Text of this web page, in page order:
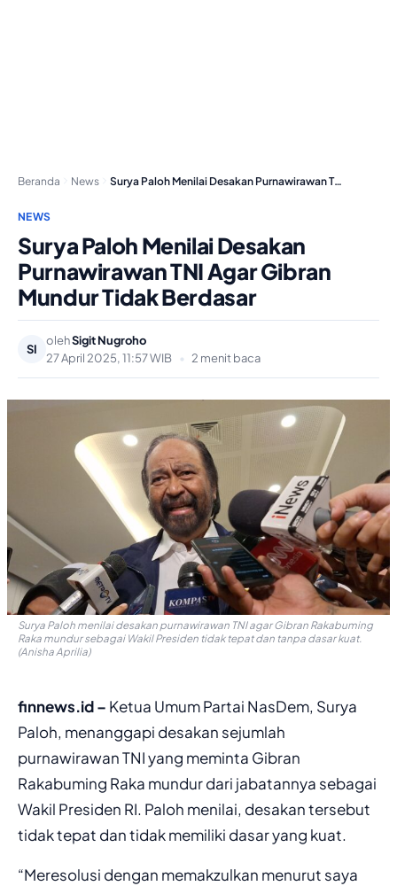
Beranda News Surya Paloh Menilai Desakan Purnawirawan TNI Agar Gibran…
NEWS
Surya Paloh Menilai Desakan
Purnawirawan TNI Agar Gibran
Mundur Tidak Berdasar
SI
olehSigit Nugroho
27 April 2025, 11:57 WIB
• 2 menit baca
Surya Paloh menilai desakan purnawirawan TNI agar Gibran Rakabuming
Raka mundur sebagai Wakil Presiden tidak tepat dan tanpa dasar kuat.
(Anisha Aprilia)
finnews.id – Ketua Umum Partai NasDem, Surya
Paloh, menanggapi desakan sejumlah
purnawirawan TNI yang meminta Gibran
Rakabuming Raka mundur dari jabatannya sebagai
Wakil Presiden RI. Paloh menilai, desakan tersebut
tidak tepat dan tidak memiliki dasar yang kuat.
“Meresolusi dengan memakzulkan menurut saya